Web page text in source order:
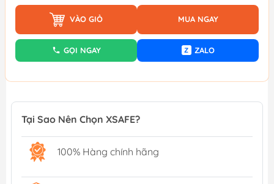
VÀO GIỎ MUA NGAY
GỌI NGAY Z ZALO
Tại Sao Nên Chọn XSAFE?
100% Hàng chính hãng